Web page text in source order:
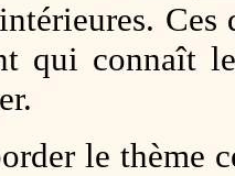
qui connaît
le thème